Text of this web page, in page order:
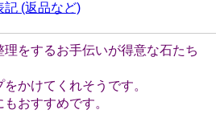
記 (返品など)
をするお手伝いが得意な石たち
かけてくれそうです。
おすすめです。